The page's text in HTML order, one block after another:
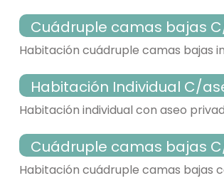
Cuádruple camas bajas
Habitación cuádruple camas bajas
habitación con
- cama individual = 4
TV,
Calefacción,
Habitación Individual C/
Habitación individual con aseo
habitación
Cuádruple camas bajas
Habitación cuádruple camas bajas